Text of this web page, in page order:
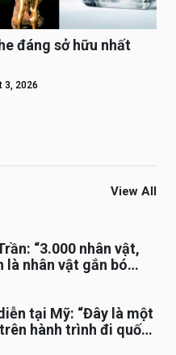
đáng sở hữu nhất
3, 2026
View All
“3.000 nhân vật,
là nhân vật gắn bó
tại Mỹ: “Đây là một
hành trình đi quốc